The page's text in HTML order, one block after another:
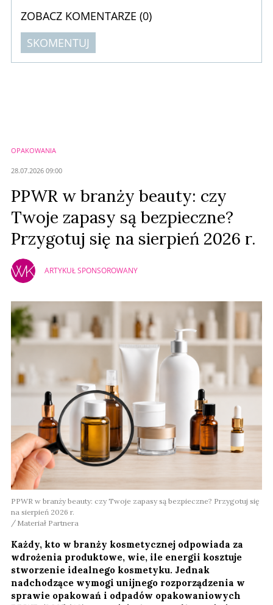
ZOBACZ KOMENTARZE (0)
SKOMENTUJ
OPAKOWANIA
28.07.2026 09:00
PPWR w branży beauty: czy
Twoje zapasy są bezpieczne?
Przygotuj się na sierpień 2026 r.
ARTYKUŁ SPONSOROWANY
PPWR w branży beauty: czy Twoje zapasy są bezpieczne? Przygotuj się
na sierpień 2026 r.
Materiał Partnera
Każdy, kto w branży kosmetycznej odpowiada za
wdrożenia produktowe, wie, ile energii kosztuje
stworzenie idealnego kosmetyku. Jednak
nadchodzące wymogi unijnego rozporządzenia w
sprawie opakowań i odpadów opakowaniowych